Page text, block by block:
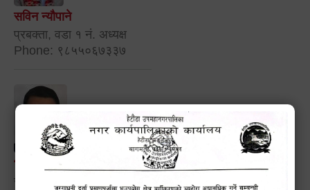
सविन न्यौपाने
प्रबक्ता, वडा १ नं. अध्यक्ष
Phone: ९८५५०६७३३७
भानुभक्त थपलिया
सूचना अधिकारी